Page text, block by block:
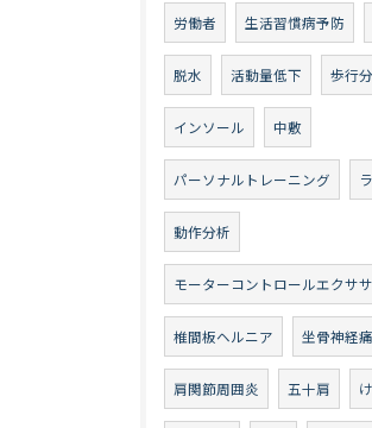
労働者 生活習慣病予防
脱水 活動量低下 歩行
インソール 中敷
パーソナルトレーニング
動作分析
モーターコントロールエクサ
椎間板ヘルニア 坐骨神経痛
肩関節周囲炎 五十肩